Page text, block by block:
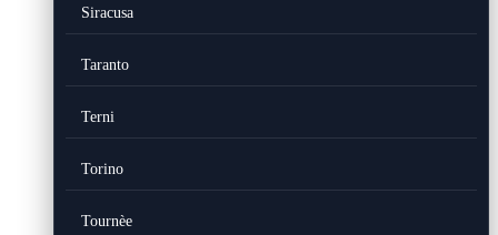
Siracusa
Taranto
Terni
Torino
Tournèe